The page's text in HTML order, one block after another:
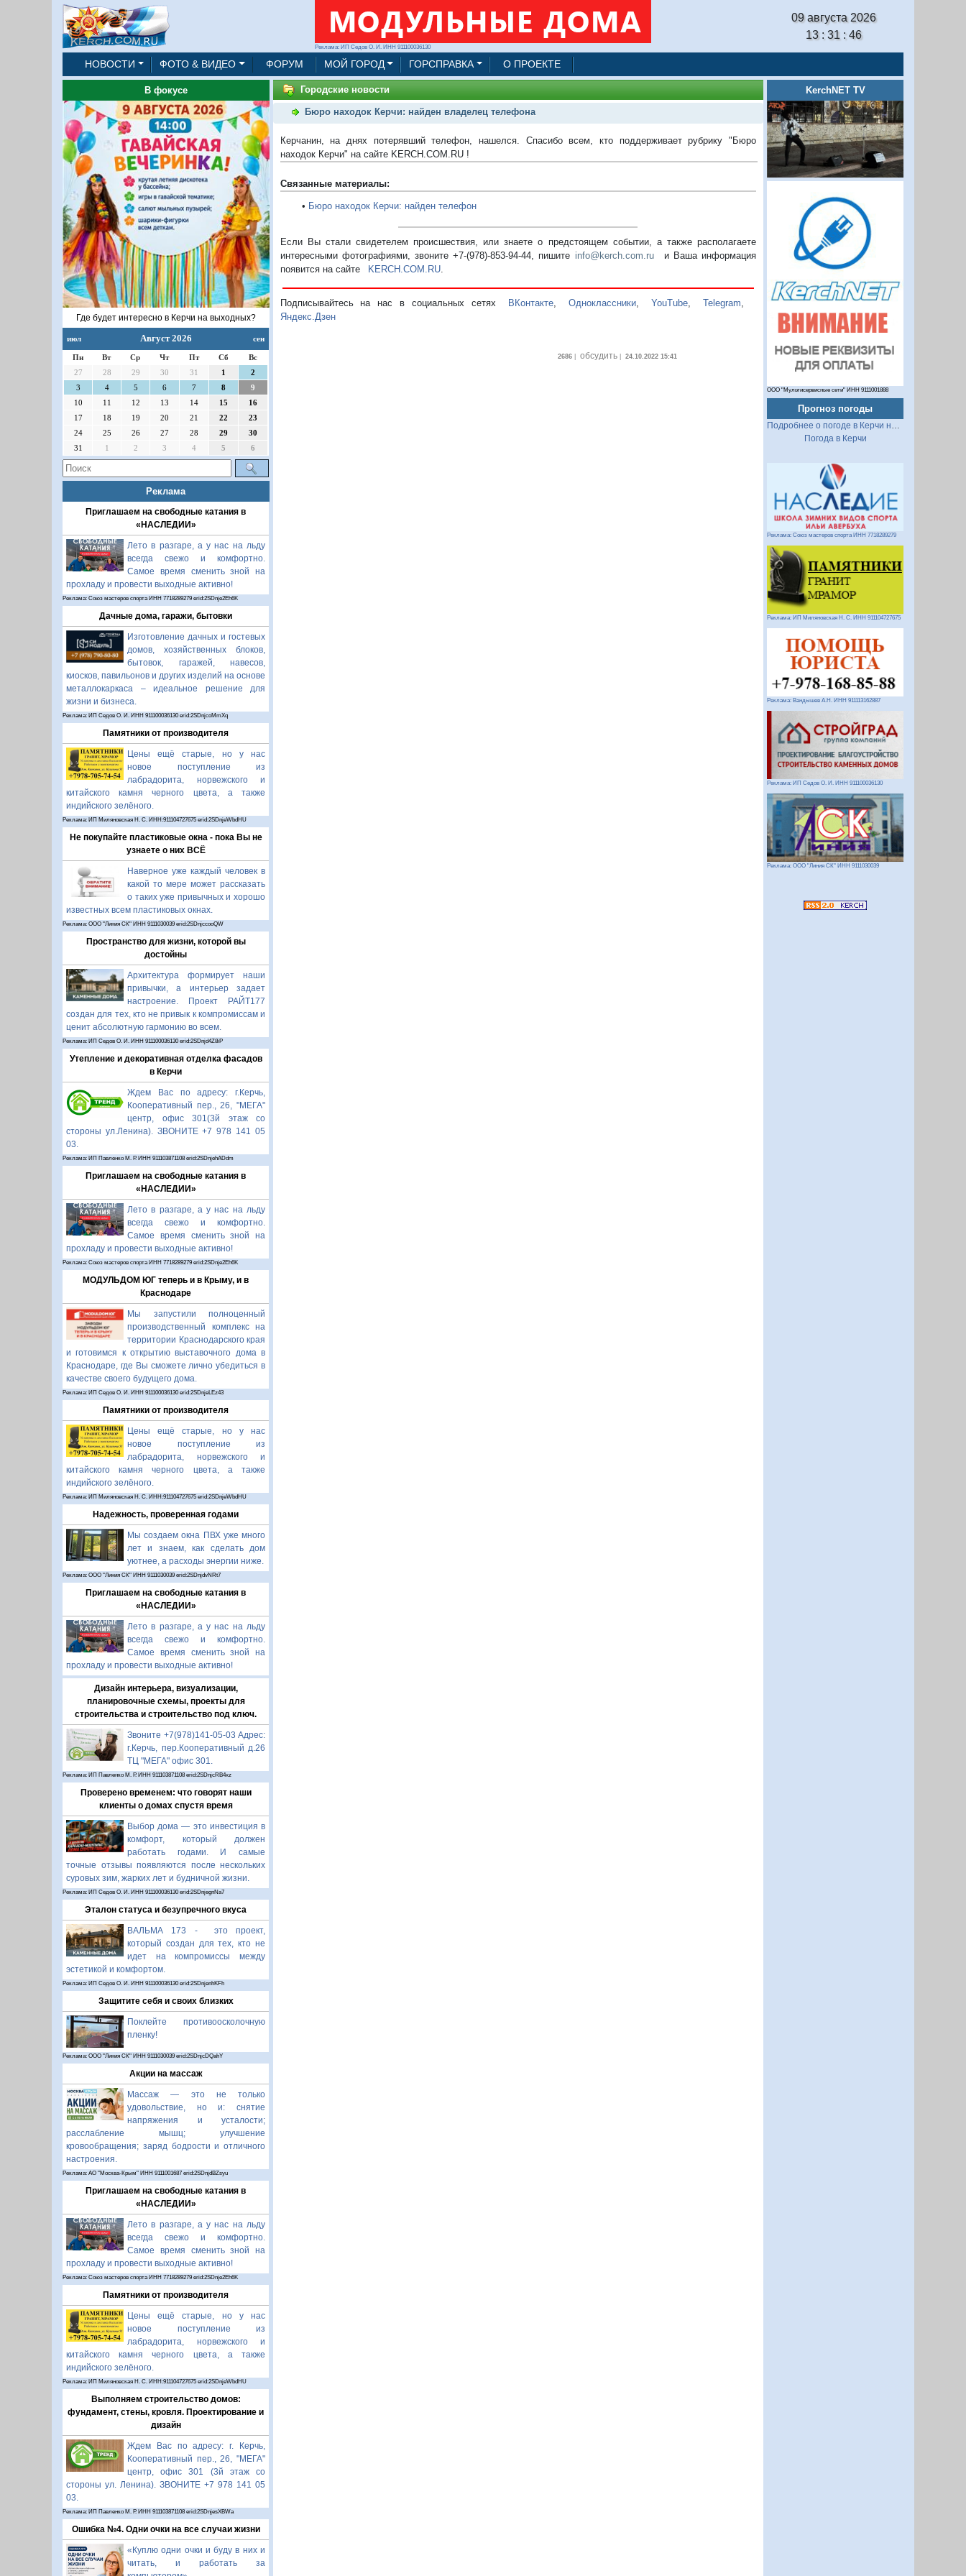
Реклама: ИП Седов О. И. ИНН 911100036130
09 августа 2026
13 : 31 : 47
НОВОСТИ ФОТО & ВИДЕО ФОРУМ МОЙ ГОРОД ГОРСПРАВКА О ПРОЕКТЕ
В фокусе
Где будет интересно в Керчи на выходных?
июл Август 2026 сен
Пн Вт Ср Чт Пт Сб
Вс
27
28 29 30 31 1
2
3
4 5 6 7 8
9
10
11 12 13 14 15
16
17
18 19 20 21 22
23
24
25 26 27 28 29
30
31
1 2 3 4 5 6
Реклама
Приглашаем на свободные катания в
«НАСЛЕДИИ»
Лето в разгаре, а у нас на льду
всегда свежо и комфортно.
Самое время сменить зной на
прохладу и провести выходные активно!
Реклама: Союз мастеров спорта ИНН 7718289279 erid:2SDnje2Eh6K
Дачные дома, гаражи, бытовки
Изготовление дачных и гостевых
домов, хозяйственных блоков,
бытовок, гаражей, навесов,
киосков, павильонов и других изделий на основе
металлокаркаса – идеальное решение для
жизни и бизнеса.
Реклама: ИП Седов О. И. ИНН 911100036130 erid:2SDnjcoMmXq
Памятники от производителя
Цены ещё старые, но у нас
новое поступление из
лабрадорита, норвежского и
китайского камня черного цвета, а также
индийского зелёного.
Реклама: ИП Миляновская Н. С. ИНН:911104727675 erid:2SDnjeWbdHU
Не покупайте пластиковые окна - пока Вы не
узнаете о них ВСЁ
Наверное уже каждый человек в
какой то мере может рассказать
о таких уже привычных и хорошо
известных всем пластиковых окнах.
Реклама: ООО "Линия СК" ИНН 9111030039 erid:2SDnjccooQW
Пространство для жизни, которой вы
достойны
Архитектура формирует наши
привычки, а интерьер задает
настроение. Проект РАЙТ177
создан для тех, кто не привык к компромиссам и
ценит абсолютную гармонию во всем.
Реклама: ИП Седов О. И. ИНН 911100036130 erid:2SDnjd4Z8iP
Утепление и декоративная отделка фасадов
в Керчи
Ждем Вас по адресу: г.Керчь,
Кооперативный пер., 26, "МЕГА"
центр, офис 301(3й этаж со
стороны ул.Ленина). ЗВОНИТЕ +7 978 141 05
03.
Реклама: ИП Павленко М. Р. ИНН 911103871108 erid:2SDnjehADdm
Приглашаем на свободные катания в
«НАСЛЕДИИ»
Лето в разгаре, а у нас на льду
всегда свежо и комфортно.
Самое время сменить зной на
прохладу и провести выходные активно!
Реклама: Союз мастеров спорта ИНН 7718289279 erid:2SDnje2Eh6K
МОДУЛЬДОМ ЮГ теперь и в Крыму, и в
Краснодаре
Мы запустили полноценный
производственный комплекс на
территории Краснодарского края
и готовимся к открытию выставочного дома в
Краснодаре, где Вы сможете лично убедиться в
качестве своего будущего дома.
Реклама: ИП Седов О. И. ИНН 911100036130 erid:2SDnjeLEz43
Памятники от производителя
Цены ещё старые, но у нас
новое поступление из
лабрадорита, норвежского и
китайского камня черного цвета, а также
индийского зелёного.
Реклама: ИП Миляновская Н. С. ИНН:911104727675 erid:2SDnjeWbdHU
Надежность, проверенная годами
Мы создаем окна ПВХ уже много
лет и знаем, как сделать дом
уютнее, а расходы энергии ниже.
Реклама: ООО "Линия СК" ИНН 9111030039 erid:2SDnjdvNRt7
Приглашаем на свободные катания в
«НАСЛЕДИИ»
Лето в разгаре, а у нас на льду
всегда свежо и комфортно.
Самое время сменить зной на
прохладу и провести выходные активно!
Дизайн интерьера, визуализации,
планировочные схемы, проекты для
строительства и строительство под ключ.
Звоните +7(978)141-05-03 Адрес:
г.Керчь, пер.Кооперативный д.26
ТЦ "МЕГА" офис 301.
Реклама: ИП Павленко М. Р. ИНН 911103871108 erid:2SDnjcRB4xz
Проверено временем: что говорят наши
клиенты о домах спустя время
Выбор дома — это инвестиция в
комфорт, который должен
работать годами. И самые
точные отзывы появляются после нескольких
суровых зим, жарких лет и будничной жизни.
Реклама: ИП Седов О. И. ИНН 911100036130 erid:2SDnjegnNa7
Эталон статуса и безупречного вкуса
ВАЛЬМА 173 - это проект,
который создан для тех, кто не
идет на компромиссы между
эстетикой и комфортом.
Реклама: ИП Седов О. И. ИНН 911100036130 erid:2SDnjenhKFh
Защитите себя и своих близких
Поклейте противоосколочную
пленку!
Реклама: ООО "Линия СК" ИНН 9111030039 erid:2SDnjcDQahY
Акции на массаж
Массаж — это не только
удовольствие, но и: снятие
напряжения и усталости;
расслабление мышц; улучшение
кровообращения; заряд бодрости и отличного
настроения.
Реклама: АО "Москва-Крым" ИНН 9111001687 erid:2SDnjdBZsyu
Приглашаем на свободные катания в
«НАСЛЕДИИ»
Лето в разгаре, а у нас на льду
всегда свежо и комфортно.
Самое время сменить зной на
прохладу и провести выходные активно!
Реклама: Союз мастеров спорта ИНН 7718289279 erid:2SDnje2Eh6K
Памятники от производителя
Цены ещё старые, но у нас
новое поступление из
лабрадорита, норвежского и
китайского камня черного цвета, а также
индийского зелёного.
Реклама: ИП Миляновская Н. С. ИНН:911104727675 erid:2SDnjeWbdHU
Выполняем строительство домов:
фундамент, стены, кровля. Проектирование и
дизайн
Ждем Вас по адресу: г. Керчь,
Кооперативный пер., 26, "МЕГА"
центр, офис 301 (3й этаж со
стороны ул. Ленина). ЗВОНИТЕ +7 978 141 05
03.
Реклама: ИП Павленко М. Р. ИНН 911103871108 erid:2SDnjesXBWa
Ошибка №4. Одни очки на все случаи жизни
«Куплю одни очки и буду в них и
читать, и работать за
Городские новости
Бюро находок Керчи: найден владелец телефона
Керчанин, на днях потерявший телефон, нашелся. Спасибо всем, кто поддерживает рубрику "Бюро
находок Керчи" на сайте KERCH.COM.RU !
Связанные материалы:
• Бюро находок Керчи: найден телефон
Если Вы стали свидетелем происшествия, или знаете о предстоящем событии, а также располагаете
интересными фотографиями, звоните +7-(978)-853-94-44, пишите info@kerch.com.ru и Ваша информация
появится на сайте KERCH.COM.RU.
Подписывайтесь на нас в социальных сетях ВКонтакте Одноклассники ,YouTube ,Telegram
Яндекс.Дзен
2686| обсудить| 24.10.2022 15:41
KerchNET TV
ООО "Мультисервисные сети" ИНН 9111001888
Прогноз погоды
Подробнее о погоде в Керчи на 2 недели
Погода в Керчи
Реклама: Союз мастеров спорта ИНН 7718289279
Реклама: ИП Миляновская Н. С. ИНН 911104727675
Реклама: Вандышев А.Н. ИНН 911113162887
Реклама: ИП Седов О. И. ИНН 911100036130
Реклама: ООО "Линия СК" ИНН 9111030039